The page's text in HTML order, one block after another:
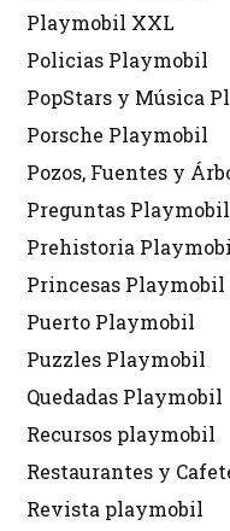
Playmobil XXL
Policias Playmobil
PopStars y Música
Porsche Playmobil
Pozos, Fuentes y
Preguntas Playmobil
Prehistoria
Princesas Playmobil
Puerto Playmobil
Puzzles Playmobil
Quedadas Playmobil
Recursos playmobil
Restaurantes y
Revista playmobil